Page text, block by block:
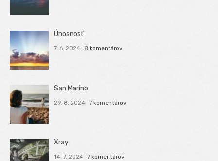
Únosnosť
7. 6. 2024 8 komentárov
San Marino
29. 8. 2024 7 komentárov
Xray
14. 7. 2024 7 komentárov